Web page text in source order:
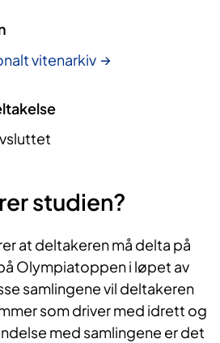
vitenarkiv
studien?
at deltakeren må delta på
Olympiatoppen i løpet av
samlingene vil deltakeren
som driver med idrett og
med samlingene er det